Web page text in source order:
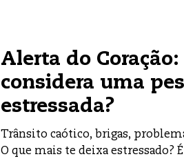
Alerta do Coração:
considera uma
estressada?
Trânsito caótico, brigas,
O que mais te deixa estressado?